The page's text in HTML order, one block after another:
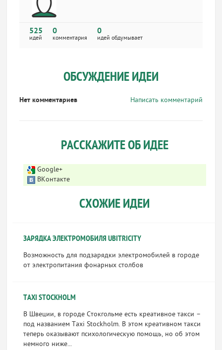
525
идей
0
комментария
0
идей обдумывает
ОБСУЖДЕНИЕ ИДЕИ
Написать комментарий
Нет комментариев
РАССКАЖИТЕ ОБ ИДЕЕ
Google+
ВКонтакте
СХОЖИЕ ИДЕИ
ЗАРЯДКА ЭЛЕКТРОМОБИЛЯ UBITRICITY
Возможность для подзарядки электромобилей в городе
от электропитания фонарных столбов
TAXI STOCKHOLM
В Швеции, в городе Стокгольме есть креативное такси –
под названием Taxi Stockholm. В этом креативном такси
теперь оказывают психологическую помощь, но об этом
немного ниже...